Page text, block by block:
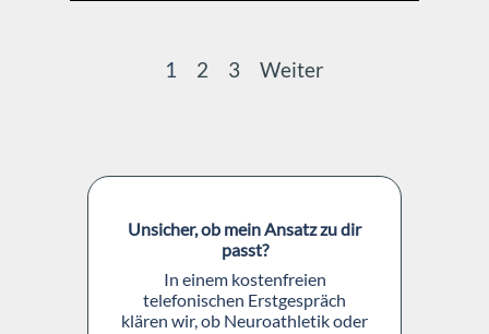
Aktuelle Seite:
1 Gehen Sie zu Seite:
2 Gehen Sie zu Seite:
3 Weiter
Block überspringen
Unsicher, ob mein Ansatz zu dir
passt?
In einem kostenfreien
telefonischen Erstgespräch
klären wir, ob Neuroathletik oder